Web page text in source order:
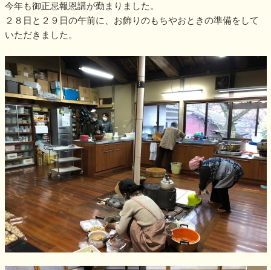
今年も御正忌報恩講が勤まりました。
２８日と２９日の午前に、お飾りのもちやおときの準備をして
いただきました。